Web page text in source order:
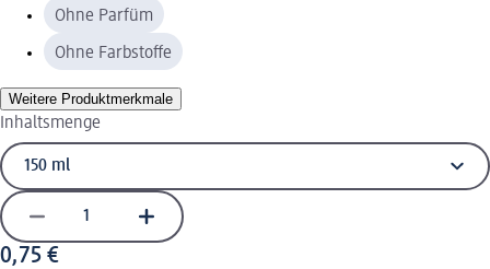
Ohne Parfüm
Ohne Farbstoffe
Weitere Produktmerkmale
Inhaltsmenge
0,75 €